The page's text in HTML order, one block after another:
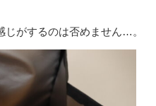
じがするのは否めません…。